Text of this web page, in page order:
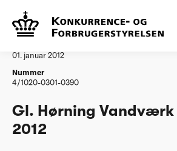
Vandtilsyn
01. januar 2012
Nummer
4/1020-0301-0390
Gl. Hørning
2012